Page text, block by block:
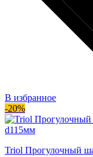
В избранное
-20%
Triol Прогулочный